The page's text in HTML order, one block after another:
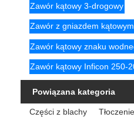
Zawór kątowy 3-drogowy
Zawór z gniazdem
Zawór kątowy znaku
Zawór kątowy Inficon 250-
Powiązana kategoria
Części z blachy